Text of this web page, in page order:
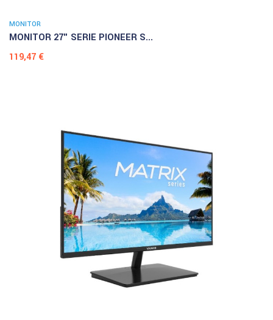
MONITOR
MONITOR 27" SERIE PIONEER S...
Prezzo
119,47 €